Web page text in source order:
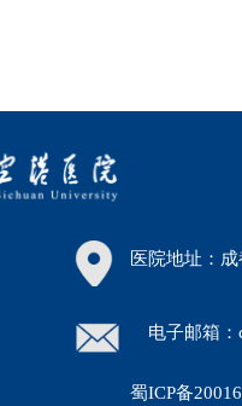
医院地址：
电子邮箱：
蜀ICP备